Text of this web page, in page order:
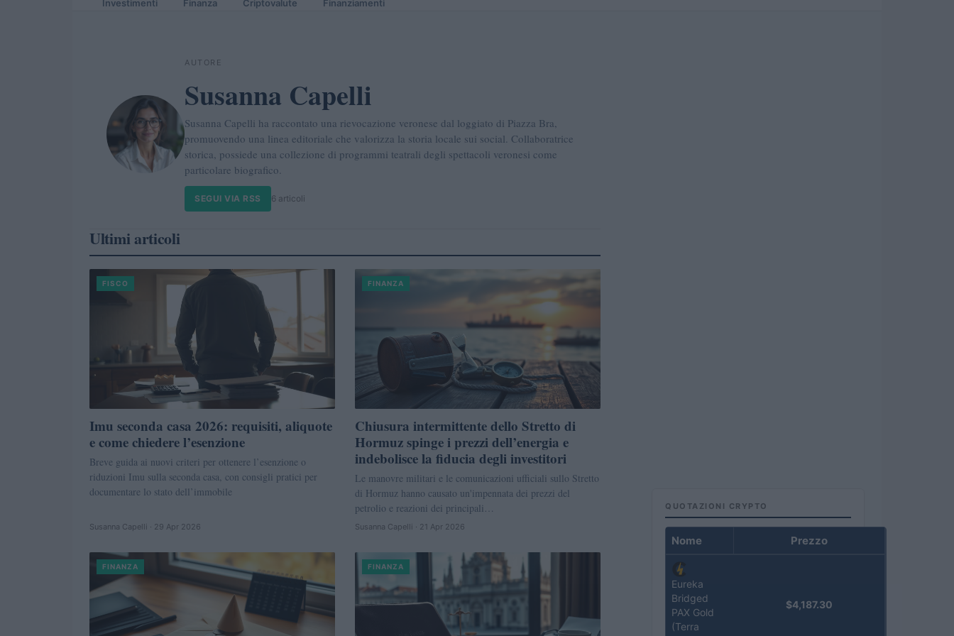
Investimenti Finanza Criptovalute Finanziamenti
AUTORE
Susanna Capelli
Susanna Capelli ha raccontato una rievocazione veronese dal loggiato di Piazza Bra,
promuovendo una linea editoriale che valorizza la storia locale sui social. Collaboratrice
storica, possiede una collezione di programmi teatrali degli spettacoli veronesi come
particolare biografico.
SEGUI VIA RSS 6 articoli
Ultimi articoli
FISCO
Imu seconda casa 2026: requisiti, aliquote
e come chiedere l’esenzione
Breve guida ai nuovi criteri per ottenere l’esenzione o
riduzioni Imu sulla seconda casa, con consigli pratici per
documentare lo stato dell’immobile
Susanna Capelli · 29 Apr 2026
FINANZA
Chiusura intermittente dello Stretto di
Hormuz spinge i prezzi dell’energia e
indebolisce la fiducia degli investitori
Le manovre militari e le comunicazioni ufficiali sullo Stretto
di Hormuz hanno causato un'impennata dei prezzi del
petrolio e reazioni dei principali…
Susanna Capelli · 21 Apr 2026
FINANZA FINANZA
QUOTAZIONI CRYPTO
Nome Prezzo
Eureka
Bridged
PAX Gold
(Terra
$4,187.30